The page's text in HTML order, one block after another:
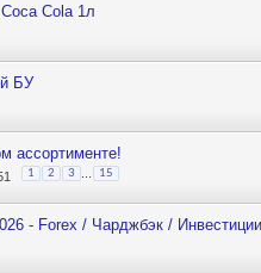
Cola 1л
БУ
ассортименте!
1 2 3 15
- Forex / Чарджбэк /